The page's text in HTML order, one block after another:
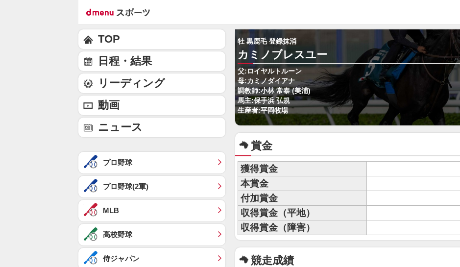
牡 黒鹿毛 登録抹消
カミノブレスユー
父:ロイヤルトルーン
母:カミノダイアナ
調教師:小林 常泰 (美浦)
馬主:保手浜 弘規
生産者:平岡牧場
賞金
獲得賞金
本賞金
付加賞金
収得賞金（平地）
収得賞金（障害）
競走成績
TOP
日程・結果
リーディング
動画
ニュース
プロ野球
プロ野球(2軍)
MLB
高校野球
侍ジャパン